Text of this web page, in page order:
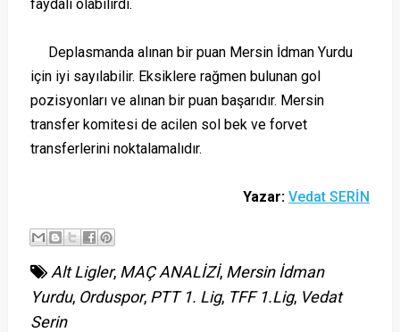
faydalı olabilirdi.
Deplasmanda alınan bir puan Mersin İdman Yurdu
için iyi sayılabilir. Eksiklere rağmen bulunan gol
pozisyonları ve alınan bir puan başarıdır. Mersin
transfer komitesi de acilen sol bek ve forvet
transferlerini noktalamalıdır.
Yazar:Vedat SERİN
Alt Ligler, MAÇ ANALİZİ, Mersin İdman
Yurdu, Orduspor, PTT 1. Lig, TFF 1.Lig, Vedat
Serin